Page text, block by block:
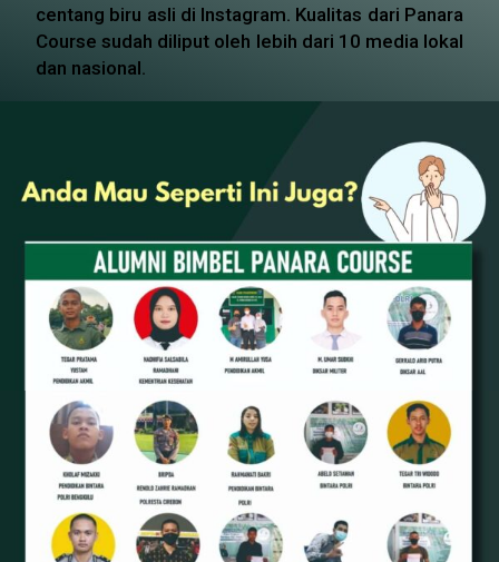
centang biru asli di Instagram. Kualitas dari Panara
Course sudah diliput oleh lebih dari 10 media lokal
dan nasional.